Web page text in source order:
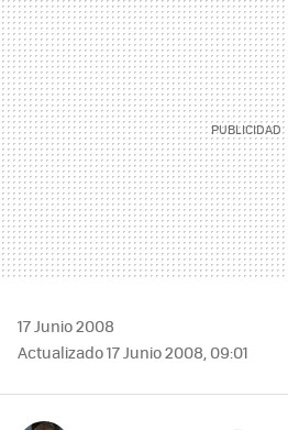
17 Junio 2008
Actualizado 17 Junio 2008, 09:01